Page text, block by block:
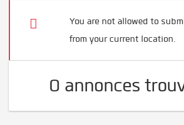
You are not allowed to
from your current location.
0 annonces